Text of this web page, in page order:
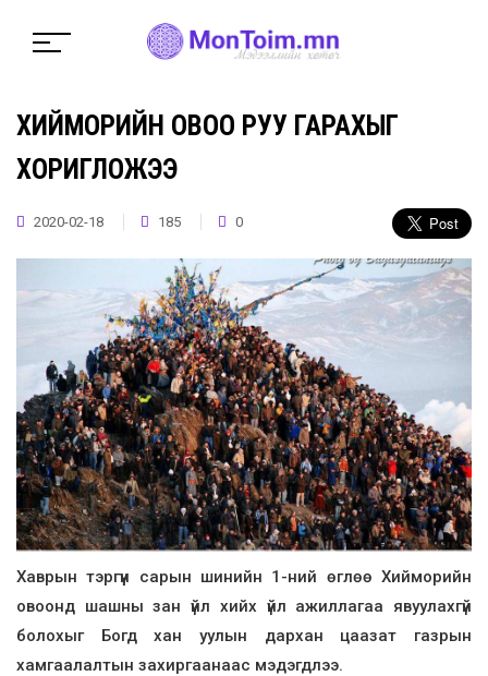
ХИЙМОРИЙН ОВОО РУУ ГАРАХЫГ
ХОРИГЛОЖЭЭ
2020-02-18 185 0
Хаврын тэргүүн сарын шинийн 1-ний өглөө Хийморийн
овоонд шашны зан үйл хийх үйл ажиллагаа явуулахгүй
болохыг Богд хан уулын дархан цаазат газрын
хамгаалалтын захиргаанаас мэдэгдлээ.